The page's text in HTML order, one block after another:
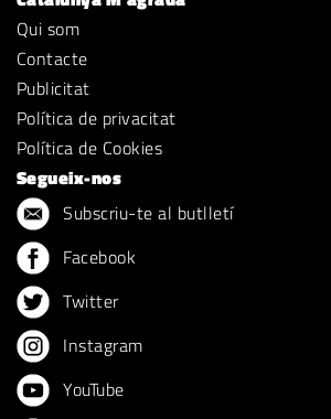
Qui som
Contacte
Publicitat
Política de privacitat
Política de Cookies
Segueix-nos
Subscriu-te al butlletí
Facebook
Twitter
Instagram
YouTube